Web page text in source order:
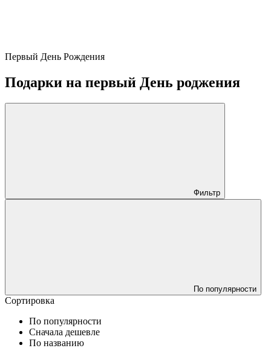
Первый День Рождения
Подарки на первый День роджения
Фильтр
По популярности
Сортировка
По популярности
Сначала дешевле
По названию